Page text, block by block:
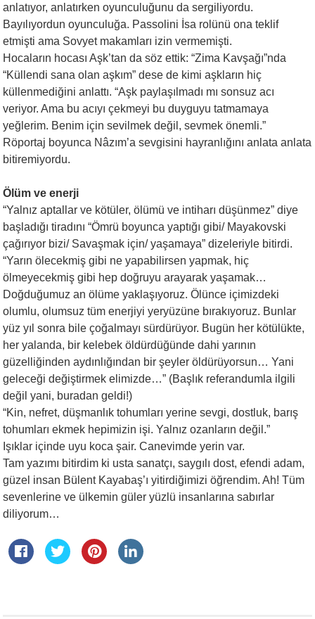
anlatıyor, anlatırken oyunculuğunu da sergiliyordu.
Bayılıyordun oyunculuğa. Passolini İsa rolünü ona teklif
etmişti ama Sovyet makamları izin vermemişti.
Hocaların hocası Aşk’tan da söz ettik: “Zima Kavşağı”nda
“Küllendi sana olan aşkım” dese de kimi aşkların hiç
küllenmediğini anlattı. “Aşk paylaşılmadı mı sonsuz acı
veriyor. Ama bu acıyı çekmeyi bu duyguyu tatmamaya
yeğlerim. Benim için sevilmek değil, sevmek önemli.”
Röportaj boyunca Nâzım’a sevgisini hayranlığını anlata anlata
bitiremiyordu.
Ölüm ve enerji
“Yalnız aptallar ve kötüler, ölümü ve intiharı düşünmez” diye
başladığı tiradını “Ömrü boyunca yaptığı gibi/ Mayakovski
çağırıyor bizi/ Savaşmak için/ yaşamaya” dizeleriyle bitirdi.
“Yarın ölecekmiş gibi ne yapabilirsen yapmak, hiç
ölmeyecekmiş gibi hep doğruyu arayarak yaşamak…
Doğduğumuz an ölüme yaklaşıyoruz. Ölünce içimizdeki
olumlu, olumsuz tüm enerjiyi yeryüzüne bırakıyoruz. Bunlar
yüz yıl sonra bile çoğalmayı sürdürüyor. Bugün her kötülükte,
her yalanda, bir kelebek öldürdüğünde dahi yarının
güzelliğinden aydınlığından bir şeyler öldürüyorsun… Yani
geleceği değiştirmek elimizde…” (Başlık referandumla ilgili
değil yani, buradan geldi!)
“Kin, nefret, düşmanlık tohumları yerine sevgi, dostluk, barış
tohumları ekmek hepimizin işi. Yalnız ozanların değil.”
Işıklar içinde uyu koca şair. Canevimde yerin var.
Tam yazımı bitirdim ki usta sanatçı, saygılı dost, efendi adam,
güzel insan Bülent Kayabaş’ı yitirdiğimizi öğrendim. Ah! Tüm
sevenlerine ve ülkemin güler yüzlü insanlarına sabırlar
diliyorum…